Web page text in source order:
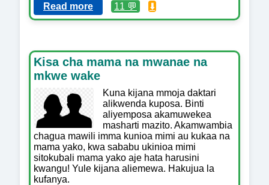
Read more 11 💬 ⬇️
Kisa cha mama na mwanae na
mkwe wake
Kuna kijana mmoja daktari
alikwenda kuposa. Binti
aliyemposa akamuwekea
masharti mazito. Akamwambia
chagua mawili imma kunioa mimi au kukaa na
mama yako, kwa sababu ukinioa mimi
sitokubali mama yako aje hata harusini
kwangu! Yule kijana aliemewa. Hakujua la
kufanya.